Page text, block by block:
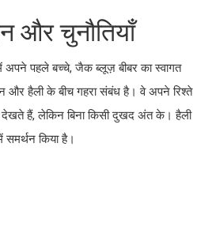
और चुनौतियाँ
पहले बच्चे, जैक ब्लूज़ बीबर का स्वागत
और हैली के बीच गहरा संबंध है। वे अपने रिश्ते
देखते हैं, लेकिन बिना किसी दुखद अंत के। हैली
समर्थन किया है।